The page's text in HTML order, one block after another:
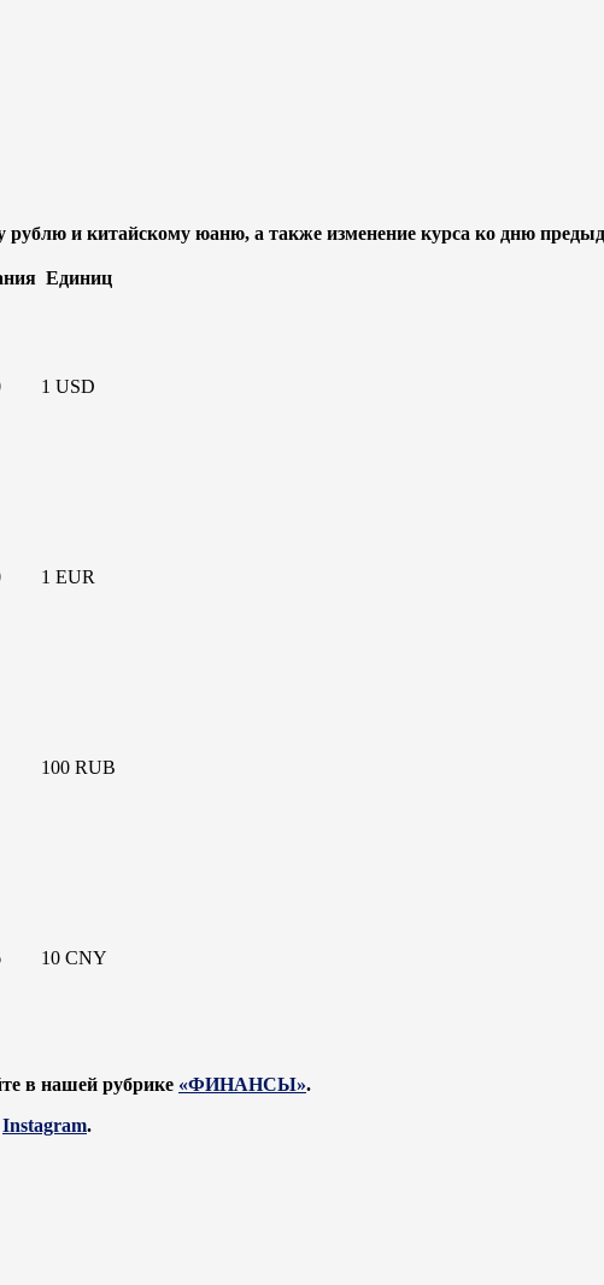
и китайскому юаню, а также изменение курса ко дню
Единиц
1 USD
1 EUR
100 RUB
10 CNY
в нашей рубрике «ФИНАНСЫ».
Instagram.